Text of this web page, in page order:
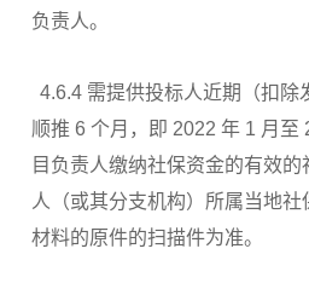
负责人。
4.6.4 需提供投标人近期（扣除
顺推 6 个月，即 2022 年 1 月至
目负责人缴纳社保资金的有效
人（或其分支机构）所属当地
材料的原件的扫描件为准。